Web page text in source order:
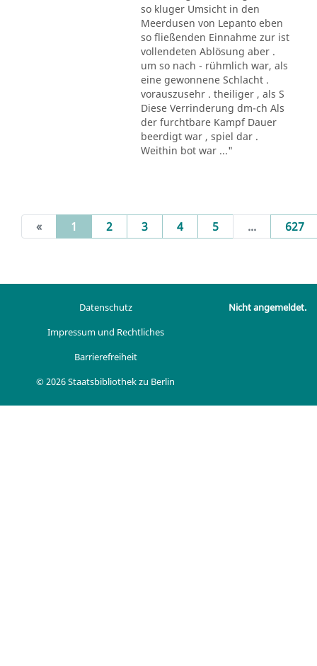
so kluger Umsicht in den
Meerdusen von Lepanto eben
so fließenden Einnahme zur ist
vollendeten Ablösung aber .
um so nach - rühmlich war, als
eine gewonnene Schlacht .
vorauszusehr . theiliger , als S
Diese Verrinderung dm-ch Als
der furchtbare Kampf Dauer
beerdigt war , spiel dar .
Weithin bot war ..."
« 1 (current)
2 3 4 5 ... 627
Datenschutz
Impressum und Rechtliches
Barrierefreiheit
© 2026 Staatsbibliothek zu Berlin
Nicht angemeldet.